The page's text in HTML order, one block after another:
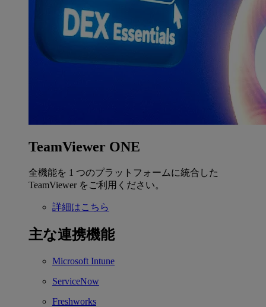
TeamViewer ONE
全機能を 1 つのプラットフォームに統合した
TeamViewer をご利用ください。
詳細はこちら
主な連携機能
Microsoft Intune
ServiceNow
Freshworks